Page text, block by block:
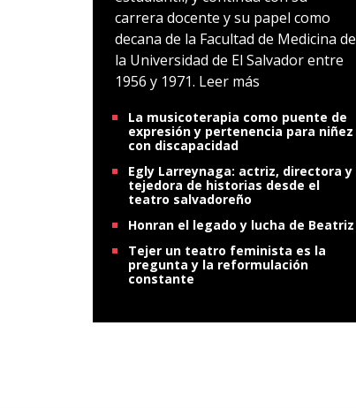
carrera docente y su papel como
decana de la Facultad de Medicina de
la Universidad de El Salvador entre
1956 y 1971. Leer más
La musicoterapia como puente de
expresión y pertenencia para niñez
con discapacidad
Egly Larreynaga: actriz, directora y
tejedora de historias desde el
teatro salvadoreño
Honran el legado y lucha de Beatriz
Tejer un teatro feminista es la
pregunta y la reformulación
constante